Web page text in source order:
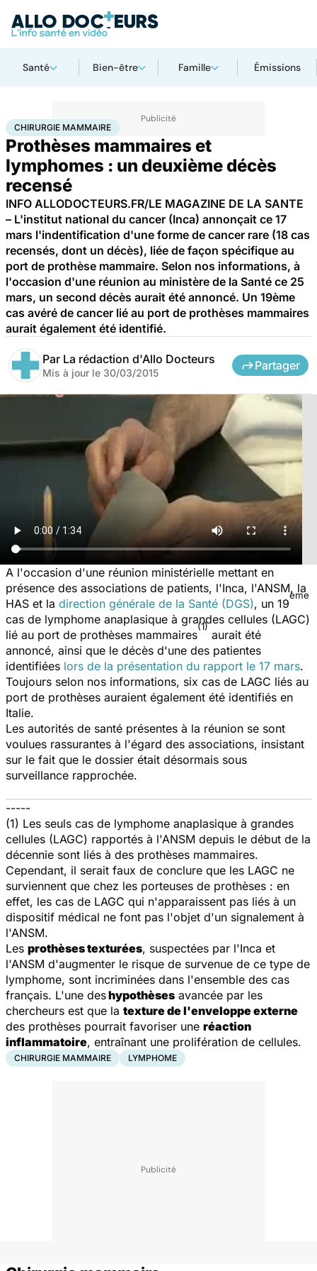
Santé Bien-être Famille Émissions
AccueilSantéMaladiesChirurgie mammaire
CHIRURGIE MAMMAIRE
Prothèses mammaires et
lymphomes : un deuxième décès
recensé
INFO ALLODOCTEURS.FR/LE MAGAZINE DE LA SANTE
– L'institut national du cancer (Inca) annonçait ce 17
mars l'indentification d'une forme de cancer rare (18 cas
recensés, dont un décès), liée de façon spécifique au
port de prothèse mammaire. Selon nos informations, à
l'occasion d'une réunion au ministère de la Santé ce 25
mars, un second décès aurait été annoncé. Un 19ème
cas avéré de cancer lié au port de prothèses mammaires
aurait également été identifié.
Par La rédaction d'Allo Docteurs
Mis à jour le 30/03/2015
Partager
A l'occasion d'une réunion ministérielle mettant en
présence des associations de patients, l'Inca, l'ANSM, la
HAS et la direction générale de la Santé (DGS), un 19
ème
cas de lymphome anaplasique à grandes cellules (LAGC)
lié au port de prothèses mammaires
(1)
aurait été
annoncé, ainsi que le décès d'une des patientes
identifiées lors de la présentation du rapport le 17 mars.
Toujours selon nos informations, six cas de LAGC liés au
port de prothèses auraient également été identifiés en
Italie.
Les autorités de santé présentes à la réunion se sont
voulues rassurantes à l'égard des associations, insistant
sur le fait que le dossier était désormais sous
surveillance rapprochée.
-----
(1) Les seuls cas de lymphome anaplasique à grandes
cellules (LAGC) rapportés à l'ANSM depuis le début de la
décennie sont liés à des prothèses mammaires.
Cependant, il serait faux de conclure que les LAGC ne
surviennent que chez les porteuses de prothèses : en
effet, les cas de LAGC qui n'apparaissent pas liés à un
dispositif médical ne font pas l'objet d'un signalement à
l'ANSM.
Les prothèses texturées, suspectées par l'Inca et
l'ANSM d'augmenter le risque de survenue de ce type de
lymphome, sont incriminées dans l'ensemble des cas
français. L'une deshypothèses avancée par les
chercheurs est que la texture de l'enveloppe externe
des prothèses pourrait favoriser une réaction
inflammatoire, entraînant une prolifération de cellules.
CHIRURGIE MAMMAIRE LYMPHOME